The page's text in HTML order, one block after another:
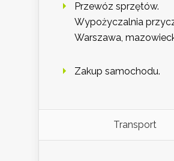
Przewóz sprzętów.
Wypożyczalnia
Warszawa,
Zakup samochodu.
Transport